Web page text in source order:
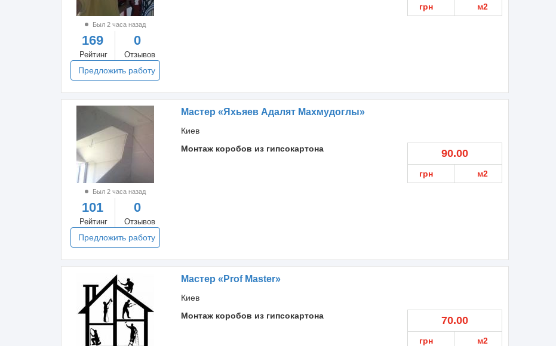
Был 2 часа назад
169
Рейтинг
0
Отзывов
Предложить работу
грн м2
Был 2 часа назад
101
Рейтинг
0
Отзывов
Предложить работу
Мастер «Яхьяев Адалят Махмудоглы»
Киев
Монтаж коробов из гипсокартона
90.00
грн м2
Мастер «Prof Master»
Киев
Монтаж коробов из гипсокартона
70.00
грн м2